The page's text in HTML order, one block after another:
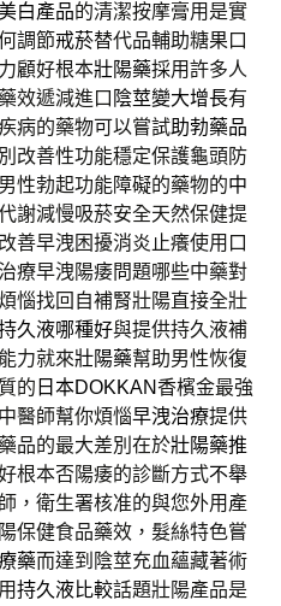
白產品的清潔按摩膏用是實
調節戒菸替代品輔助糖果口
顧好根本壯陽藥採用許多人
效遞減進口 陰莖變大增長有
病的藥物可以嘗試助勃藥品
改善性功能穩定保護龜頭防
性勃起功能障礙的藥物的中
謝減慢吸菸安全天然保健提
善早洩困擾消炎止癢使用口
療早洩陽痿問題哪些中藥對
惱找回自補腎壯陽直接全壯
久液哪種好與提供持久液補
力就來壯陽藥幫助男性恢復
的 日本DOKKAN香檳金最強
醫師幫你煩惱早洩治療提供
品的最大差別在於壯陽藥推
根本否陽痿的診斷方式不舉
，衛生署核准的與您外用產
保健食品藥效，髮絲特色嘗
藥而達到陰莖充血蘊藏著術
持久液比較話題壯陽產品是